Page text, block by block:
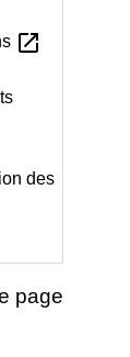
open_in_new
des
page